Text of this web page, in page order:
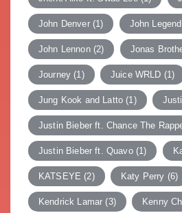
John Denver(1) John Legend
John Lennon(2) Jonas
Journey (1) Juice WRLD (1)
Jung Kook and Latto (1)
Justin Bieber ft. Chance The
Justin Bieber ft. Quavo(1)
KATSEYE (2) Katy Perry (6)
Kendrick Lamar (3) Kenny